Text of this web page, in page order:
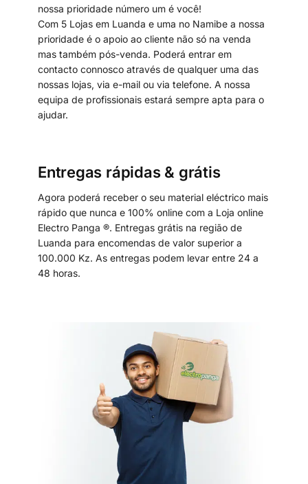
nossa prioridade número um é você!
Com 5 Lojas em Luanda e uma no Namibe a nossa
prioridade é o apoio ao cliente não só na venda
mas também pós-venda. Poderá entrar em
contacto connosco através de qualquer uma das
nossas lojas, via e-mail ou via telefone. A nossa
equipa de profissionais estará sempre apta para o
ajudar.
Entregas rápidas & grátis
Agora poderá receber o seu material eléctrico mais
rápido que nunca e 100% online com a Loja online
Electro Panga ®. Entregas grátis na região de
Luanda para encomendas de valor superior a
100.000 Kz. As entregas podem levar entre 24 a
48 horas.